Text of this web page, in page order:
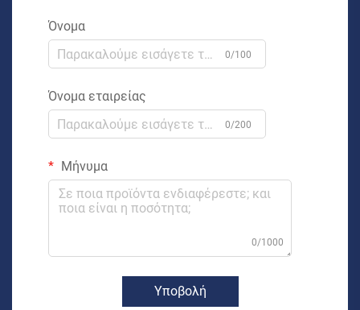
Όνομα
0/100
Όνομα εταιρείας
0/200
Μήνυμα
0/1000
Υποβολή